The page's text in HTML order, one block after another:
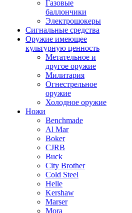
Газовые
баллончики
Электрошокеры
Сигнальные средства
Оружие имеющее
культурную ценность
Метательное и
другое оружие
Милитария
Огнестрельное
оружие
Холодное оружие
Ножи
Benchmade
Al Mar
Boker
CJRB
Buck
City Brother
Cold Steel
Helle
Kershaw
Marser
Mora